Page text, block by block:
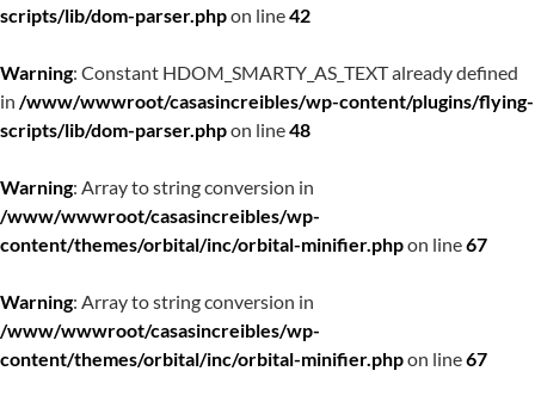
scripts/lib/dom-parser.phpon line42
Warning: Constant HDOM_SMARTY_AS_TEXT already defined
in /www/wwwroot/casasincreibles/wp-content/plugins/flying-
scripts/lib/dom-parser.phpon line48
Warning: Array to string conversion in
/www/wwwroot/casasincreibles/wp-
content/themes/orbital/inc/orbital-minifier.phpon line67
Warning: Array to string conversion in
/www/wwwroot/casasincreibles/wp-
content/themes/orbital/inc/orbital-minifier.phpon line67